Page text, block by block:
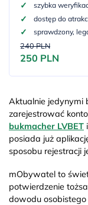
szybka
dostęp do
sprawdzony,
240 PLN
250 PLN
Aktualnie jedynymi
zarejestrować
bukmacher LVBET i
posiada już
sposobu rejestracji
mObywatel to
potwierdzenie
dowodu